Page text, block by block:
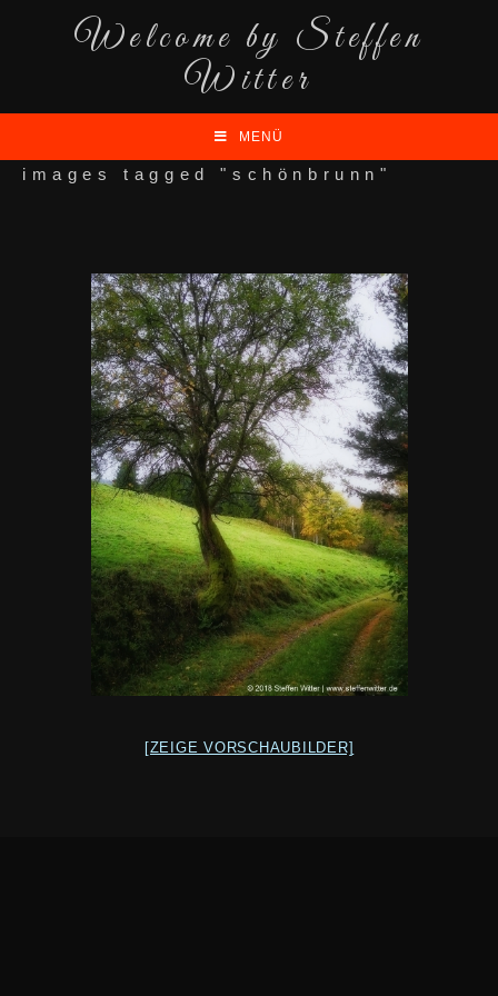
Welcome by Steffen
Witter
MENÜ
images tagged "schönbrunn"
[ZEIGE VORSCHAUBILDER]